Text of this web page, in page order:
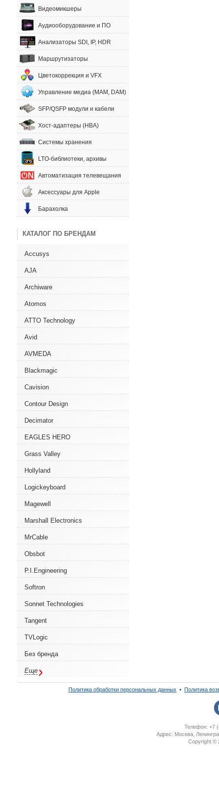
Видеомикшеры
Аудиооборудование и ПО
Анализаторы SDI, IP, HDR
Маршрутизаторы
Цветокоррекция и VFX
Управление медиа (MAM, DAM)
SFP/QSFP модули и кабели
Хост-адаптеры (HBA)
Системы хранения
LTO-библиотеки, архивы
Автоматизация телевещания
Аксессуары для Apple
Барахолка
КАТАЛОГ ПО БРЕНДАМ
Accusys
AJA
Archiware
Atomos
ATTO Technology
Avid
AVMEDA
Blackmagic
Cavision
Contour Design
Decimator
EAGLES HERO
Grass Valley
Hollyland
Logickeyboard
Magewell
Marshall Electronics
MrCable
Obsbot
P.I.Engineering
Softron
Sonnet Technologies
Tangent
TVLogic
Без бренда
Еще
Политика обработки персональных данных ▪ Политика
Телефон: +7
Адрес: Москва,
Copyright ©